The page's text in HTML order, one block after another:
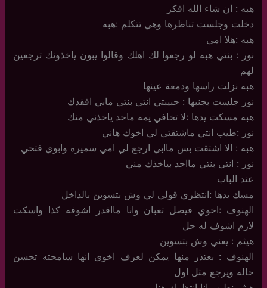
هبه : ان شاء الله افكر
دخلت وجلست تناظرها وهي تتكلم :هبه
هبه :هلا امي
نور : بنتي هبه لو رجعوا لك اهلك وقالوا يبون ياخذونك ترجعين
لهم
هبه نزلت راسها ودمعة عينها
نور جلست بجنبها : حبيبتي انتي بنتي مابي افقدك
هبه مسكت يدها :لا تخافي يمه ماحد ياخذني منك
نور :طيب انتي ماشتقتي لي اخوك هاني
هبه : الا اشتقت بس ماابي ارجع لي امي سميره وابوي فتحي
نور : انتي بنتي مااحد بياخذك مني
عند الباب
مسك يدها :انتظري قولي لي وش بتسوين بالداخل
الهنوف :اخوي فيصل تعبان وانا مااقدر اشوفه كذا واسكت
لازم اشوف له حل
هيثم : يعني وش بتسوين
الهنوف : بعتذر منها يمكن لعرف اخوي انها سامحته تحسن
حاله ويرجع مثل اول